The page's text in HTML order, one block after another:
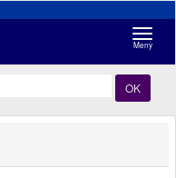
Meny
OK